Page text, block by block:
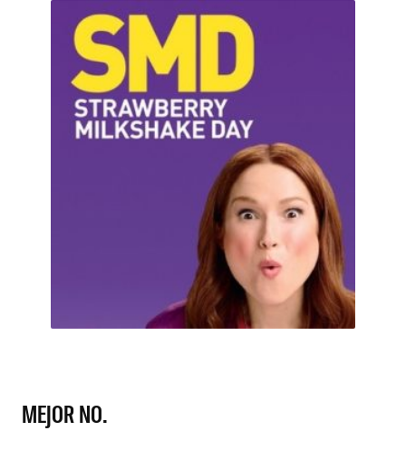
MEJOR NO.